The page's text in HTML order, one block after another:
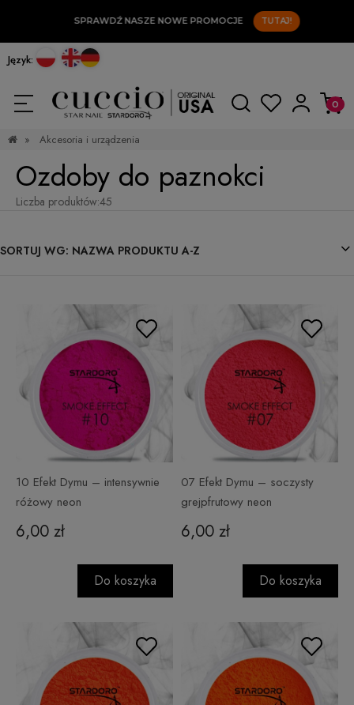
SPRAWDŹ NASZE NOWE PROMOCJE TUTAJ!
Język:
» Akcesoria i urządzenia
Ozdoby do paznokci
Liczba produktów:45
SORTUJ WG: NAZWA PRODUKTU A-Z
10 Efekt Dymu – intensywnie
różowy neon
6,00 zł
Do koszyka
07 Efekt Dymu – soczysty
grejpfrutowy neon
6,00 zł
Do koszyka